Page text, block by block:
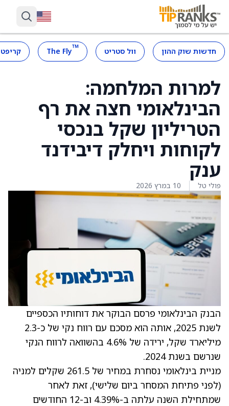
חדשות שוק ההון וול סטריט ™
The Fly
למרות המלחמה:
הבינלאומי חצה את רף
הטריליון שקל בנכסי
לקוחות ויחלק דיבידנד
ענק
פולי טל 10 במרץ 2026
הבנק הבינלאומי פרסם הבוקר את דוחותיו הכספיים
לשנת 2025, אותה הוא מסכם עם רווח נקי של כ-2.3
מיליארד שקל, ירידה של 4.6% בהשוואה לרווח הנקי
שנרשם בשנת 2024.
מניית בינלאומי נסחרת במחיר של 261.5 שקלים למניה
(לפני פתיחת המסחר ביום שלישי), זאת לאחר
שמתחילת השנה עלתה ב-4.39% וב-12 החודשים